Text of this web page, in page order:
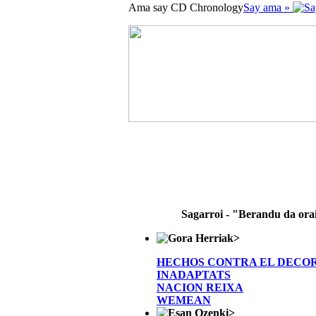
Ama say CD ChronologySay ama »
Sagarroi - "Berandu da
>
HECHOS CONTRA EL
INADAPTATS
NACION REIXA
WEMEAN
>